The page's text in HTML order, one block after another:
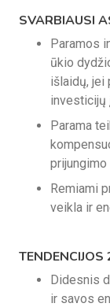
SVARBIAUSI
Paramos
ūkio
išlaidų, jei
investicijų
Parama
prijungimo
Remiami
veikla ir
TENDENCIJOS
Didesnis
ir savos